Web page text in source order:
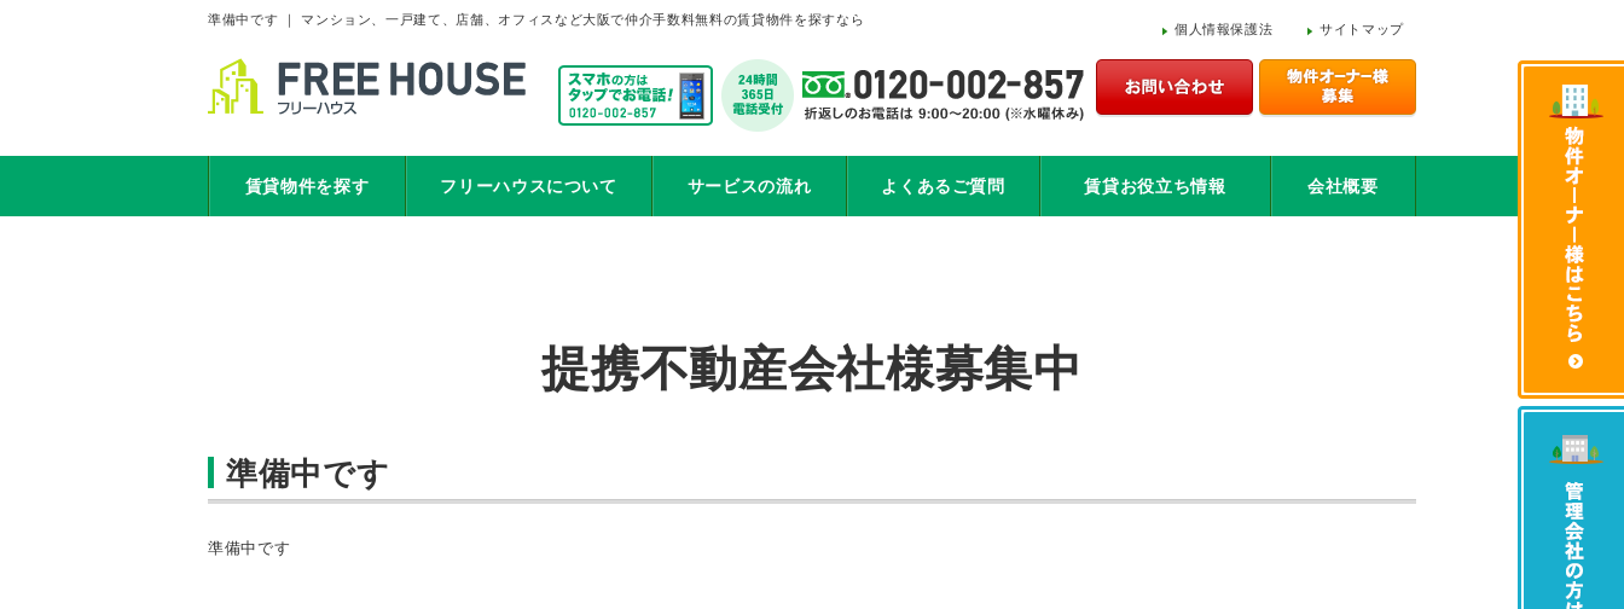
準備中です ｜ マンション、一戸建て、店舗、オフィスなど大阪で仲介手数料無料の賃貸物件を探すなら
個人情報保護法 サイトマップ
賃貸物件を探す フリーハウスについて サービスの流れ よくあるご質問 賃貸お役立ち情報 会社概要
提携不動産会社様募集中
準備中です
準備中です